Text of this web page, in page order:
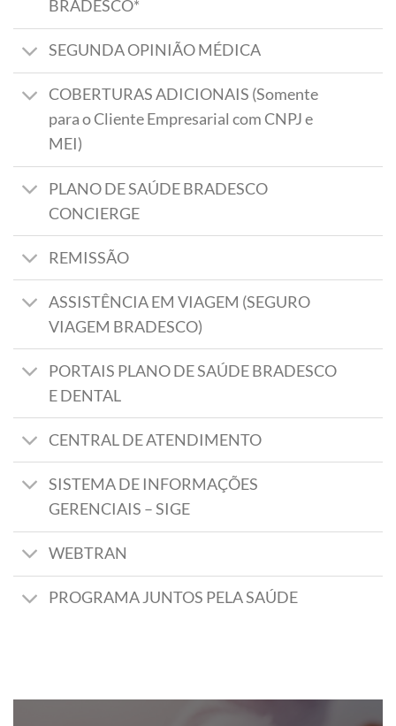
BRADESCO*
SEGUNDA OPINIÃO MÉDICA
COBERTURAS ADICIONAIS (Somente
para o Cliente Empresarial com CNPJ e
MEI)
PLANO DE SAÚDE BRADESCO
CONCIERGE
REMISSÃO
ASSISTÊNCIA EM VIAGEM (SEGURO
VIAGEM BRADESCO)
PORTAIS PLANO DE SAÚDE BRADESCO
E DENTAL
CENTRAL DE ATENDIMENTO
SISTEMA DE INFORMAÇÕES
GERENCIAIS – SIGE
WEBTRAN
PROGRAMA JUNTOS PELA SAÚDE